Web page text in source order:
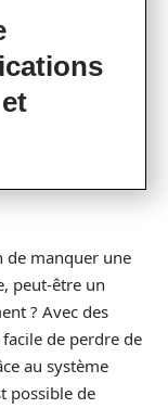
de manquer une
peut-être un
? Avec des
de perdre de
au système
possible de